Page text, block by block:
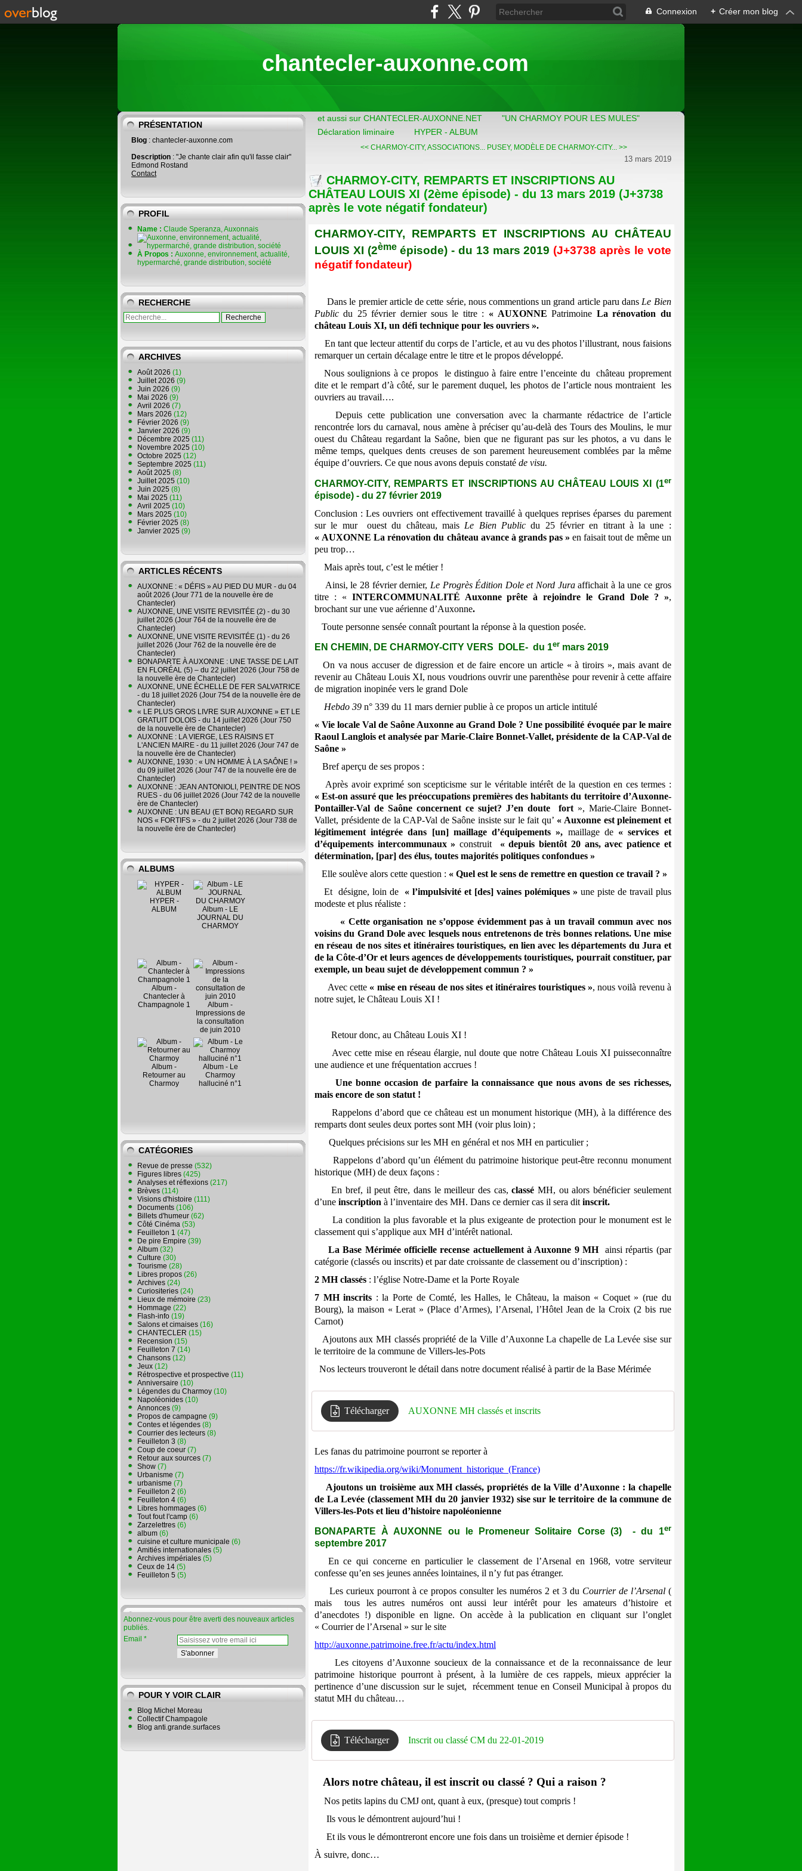
Connexion + Créer mon blog
chantecler-auxonne.com
PRÉSENTATION
Blog : chantecler-auxonne.com
Description : "Je chante clair afin qu'il fasse clair"
Edmond Rostand
Contact
PROFIL
Name : Claude Speranza, Auxonnais
À Propos : Auxonne, environnement, actualité,
hypermarché, grande distribution, société
RECHERCHE
ARCHIVES
Août 2026 (1)
Juillet 2026 (9)
Juin 2026 (9)
Mai 2026 (9)
Avril 2026 (7)
Mars 2026 (12)
Février 2026 (9)
Janvier 2026 (9)
Décembre 2025 (11)
Novembre 2025 (10)
Octobre 2025 (12)
Septembre 2025 (11)
Août 2025 (8)
Juillet 2025 (10)
Juin 2025 (8)
Mai 2025 (11)
Avril 2025 (10)
Mars 2025 (10)
Février 2025 (8)
Janvier 2025 (9)
ARTICLES RÉCENTS
AUXONNE : « DÉFIS » AU PIED DU MUR - du 04
août 2026 (Jour 771 de la nouvelle ère de
Chantecler)
AUXONNE, UNE VISITE REVISITÉE (2) - du 30
juillet 2026 (Jour 764 de la nouvelle ère de
Chantecler)
AUXONNE, UNE VISITE REVISITÉE (1) - du 26
juillet 2026 (Jour 762 de la nouvelle ère de
Chantecler)
BONAPARTE À AUXONNE : UNE TASSE DE LAIT
EN FLORÉAL (5) – du 22 juillet 2026 (Jour 758 de
la nouvelle ère de Chantecler)
AUXONNE, UNE ÉCHELLE DE FER SALVATRICE
- du 18 juillet 2026 (Jour 754 de la nouvelle ère de
Chantecler)
« LE PLUS GROS LIVRE SUR AUXONNE » ET LE
GRATUIT DOLOIS - du 14 juillet 2026 (Jour 750
de la nouvelle ère de Chantecler)
AUXONNE : LA VIERGE, LES RAISINS ET
L'ANCIEN MAIRE - du 11 juillet 2026 (Jour 747 de
la nouvelle ère de Chantecler)
AUXONNE, 1930 : « UN HOMME À LA SAÔNE ! »
du 09 juillet 2026 (Jour 747 de la nouvelle ère de
Chantecler)
AUXONNE : JEAN ANTONIOLI, PEINTRE DE NOS
RUES - du 06 juillet 2026 (Jour 742 de la nouvelle
ère de Chantecler)
AUXONNE : UN BEAU (ET BON) REGARD SUR
NOS « FORTIFS » - du 2 juillet 2026 (Jour 738 de
la nouvelle ère de Chantecler)
ALBUMS
HYPER -
ALBUM
Album - LE
JOURNAL DU
CHARMOY
Album -
Chantecler à
Champagnole 1
Album -
Impressions de
la consultation
de juin 2010
Album -
Retourner au
Charmoy
Album - Le
Charmoy
halluciné n°1
CATÉGORIES
Revue de presse (532)
Figures libres (425)
Analyses et réflexions (217)
Brèves (114)
Visions d'histoire (111)
Documents (106)
Billets d'humeur (62)
Côté Cinéma (53)
Feuilleton 1 (47)
De pire Empire (39)
Album (32)
Culture (30)
Tourisme (28)
Libres propos (26)
Archives (24)
Curiositeries (24)
Lieux de mémoire (23)
Hommage (22)
Flash-info (19)
Salons et cimaises (16)
CHANTECLER (15)
Recension (15)
Feuilleton 7 (14)
Chansons (12)
Jeux (12)
Rétrospective et prospective (11)
Anniversaire (10)
Légendes du Charmoy (10)
Napoléonides (10)
Annonces (9)
Propos de campagne (9)
Contes et légendes (8)
Courrier des lecteurs (8)
Feuilleton 3 (8)
Coup de coeur (7)
Retour aux sources (7)
Show (7)
Urbanisme (7)
urbanisme (7)
Feuilleton 2 (6)
Feuilleton 4 (6)
Libres hommages (6)
Tout fout l'camp (6)
Zarzelettres (6)
album (6)
cuisine et culture municipale (6)
Amitiés internationales (5)
Archives impériales (5)
Ceux de 14 (5)
Feuilleton 5 (5)
Abonnez-vous pour être averti des nouveaux articles
publiés.
Email
POUR Y VOIR CLAIR
Blog Michel Moreau
Collectif Champagole
Blog anti.grande.surfaces
et aussi sur CHANTECLER-AUXONNE.NET
"UN CHARMOY POUR LES MULES"
Déclaration liminaire
HYPER - ALBUM
<< CHARMOY-CITY, ASSOCIATIONS... PUSEY, MODÈLE DE CHARMOY-CITY... >>
13 mars 2019
CHARMOY-CITY, REMPARTS ET INSCRIPTIONS AU
CHÂTEAU LOUIS XI (2ème épisode) - du 13 mars 2019 (J+3738
après le vote négatif fondateur)
CHARMOY-CITY, REMPARTS ET INSCRIPTIONS AU CHÂTEAU
LOUIS XI (2èmeépisode) - du 13 mars 2019 (J+3738 après le vote
négatif fondateur)
Dans le premier article de cette série, nous commentions un grand article paru dansLe Bien
Publicdu 25 février dernier sous le titre : « AUXONNE Patrimoine La rénovation du
château Louis XI, un défi technique pour les ouvriers ».
En tant que lecteur attentif du corps de l’article, et au vu des photos l’illustrant, nous faisions
remarquer un certain décalage entre le titre et le propos développé.
Nous soulignions à ce propos le distinguo à faire entre l’enceinte du château proprement
dite et le rempart d’à côté, sur le parement duquel, les photos de l’article nous montraient les
ouvriers au travail….
Depuis cette publication une conversation avec la charmante rédactrice de l’article
rencontrée lors du carnaval, nous amène à préciser qu’au-delà des Tours des Moulins, le mur
ouest du Château regardant la Saône, bien que ne figurant pas sur les photos, a vu dans le
même temps, quelques dents creuses de son parement heureusement comblées par la même
équipe d’ouvriers. Ce que nous avons depuis constaté de visu.
CHARMOY-CITY, REMPARTS ET INSCRIPTIONS AU CHÂTEAU LOUIS XI (1er
épisode) - du 27 février 2019
Conclusion : Les ouvriers ont effectivement travaillé à quelques reprises éparses du parement
sur le mur ouest du château, mais Le Bien Publicdu 25 février en titrant à la une :
« AUXONNE La rénovation du château avance à grands pas »en faisait tout de même un
peu trop…
Mais après tout, c’est le métier !
Ainsi, le 28 février dernier, Le Progrès Édition Dole et Nord Juraaffichait à la une ce gros
titre : « INTERCOMMUNALITÉ Auxonne prête à rejoindre le Grand Dole ? »,
brochant sur une vue aérienne d’Auxonne.
Toute personne sensée connaît pourtant la réponse à la question posée.
EN CHEMIN, DE CHARMOY-CITY VERS DOLE- du 1er mars 2019
On va nous accuser de digression et de faire encore un article « à tiroirs », mais avant de
revenir au Château Louis XI, nous voudrions ouvrir une parenthèse pour revenir à cette affaire
de migration inopinée vers le grand Dole
Hebdo 39 n° 339 du 11 mars dernier publie à ce propos un article intitulé
« Vie locale Val de Saône Auxonne au Grand Dole ? Une possibilité évoquée par le maire
Raoul Langlois et analysée par Marie-Claire Bonnet-Vallet, présidente de la CAP-Val de
Saône »
Bref aperçu de ses propos :
Après avoir exprimé son scepticisme sur le véritable intérêt de la question en ces termes :
« Est-on assuré que les préoccupations premières des habitants du territoire d’Auxonne-
Pontailler-Val de Saône concernent ce sujet? J’en doute fort», Marie-Claire Bonnet-
Vallet, présidente de la CAP-Val de Saône insiste sur le fait qu’ « Auxonne est pleinement et
légitimement intégrée dans [un] maillage d’équipements », maillage de « services et
d’équipements intercommunaux » construit « depuis bientôt 20 ans, avec patience et
détermination, [par] des élus, toutes majorités politiques confondues »
Elle soulève alors cette question : « Quel est le sens de remettre en question ce travail ? »
Et désigne, loin de « l’impulsivité et [des] vaines polémiques » une piste de travail plus
modeste et plus réaliste :
« Cette organisation ne s’oppose évidemment pas à un travail commun avec nos
voisins du Grand Dole avec lesquels nous entretenons de très bonnes relations. Une mise
en réseau de nos sites et itinéraires touristiques, en lien avec les départements du Jura et
de la Côte-d’Or et leurs agences de développements touristiques, pourrait constituer, par
exemple, un beau sujet de développement commun ? »
Avec cette « mise en réseau de nos sites et itinéraires touristiques », nous voilà revenu à
notre sujet, le Château Louis XI !
Retour donc, au Château Louis XI !
Avec cette mise en réseau élargie, nul doute que notre Château Louis XI puisseconnaître
une audience et une fréquentation accrues !
Une bonne occasion de parfaire la connaissance que nous avons de ses richesses,
mais encore de son statut !
Rappelons d’abord que ce château est un monument historique (MH), à la différence des
remparts dont seules deux portes sont MH (voir plus loin) ;
Quelques précisions sur les MH en général et nos MH en particulier ;
Rappelons d’abord qu’un élément du patrimoine historique peut-être reconnu monument
historique (MH) de deux façons :
En bref, il peut être, dans le meilleur des cas,classé MH, ou alors bénéficier seulement
d’une inscription à l’inventaire des MH. Dans ce dernier cas il sera dit inscrit.
La condition la plus favorable et la plus exigeante de protection pour le monument est le
classement qui s’applique aux MH d’intérêt national.
La Base Mérimée officielle recense actuellement à Auxonne 9 MH ainsi répartis (par
catégorie (classés ou inscrits) et par date croissante de classement ou d’inscription) :
2 MH classés : l’église Notre-Dame et la Porte Royale
7 MH inscrits : la Porte de Comté, les Halles, le Château, la maison « Coquet » (rue du
Bourg), la maison « Lerat » (Place d’Armes), l’Arsenal, l’Hôtel Jean de la Croix (2 bis rue
Carnot)
Ajoutons aux MH classés propriété de la Ville d’Auxonne La chapelle de La Levée sise sur
le territoire de la commune de Villers-les-Pots
Nos lecteurs trouveront le détail dans notre document réalisé à partir de la Base Mérimée
Télécharger AUXONNE MH classés et inscrits
Les fanas du patrimoine pourront se reporter à
https://fr.wikipedia.org/wiki/Monument_historique_(France)
Ajoutons un troisième aux MH classés, propriétés de la Ville d’Auxonne : la chapelle
de La Levée (classement MH du 20 janvier 1932) sise sur le territoire de la commune de
Villers-les-Pots et lieu d’histoire napoléonienne
BONAPARTE À AUXONNE ou le Promeneur Solitaire Corse (3) - du 1er
septembre 2017
En ce qui concerne en particulier le classement de l’Arsenal en 1968, votre serviteur
confesse qu’en ses jeunes années lointaines, il n’y fut pas étranger.
Les curieux pourront à ce propos consulter les numéros 2 et 3 du Courrier de l’Arsenal (
mais tous les autres numéros ont aussi leur intérêt pour les amateurs d’histoire et
d’anecdotes !) disponible en ligne. On accède à la publication en cliquant sur l’onglet
« Courrier de l’Arsenal » sur le site
http://auxonne.patrimoine.free.fr/actu/index.html
Les citoyens d’Auxonne soucieux de la connaissance et de la reconnaissance de leur
patrimoine historique pourront à présent, à la lumière de ces rappels, mieux apprécier la
pertinence d’une discussion sur le sujet, récemment tenue en Conseil Municipal à propos du
statut MH du château…
Télécharger Inscrit ou classé CM du 22-01-2019
Alors notre château, il est inscrit ou classé ? Qui a raison ?
Nos petits lapins du CMJ ont, quant à eux, (presque) tout compris !
Ils vous le démontrent aujourd’hui !
Et ils vous le démontreront encore une fois dans un troisième et dernier épisode !
À suivre, donc…